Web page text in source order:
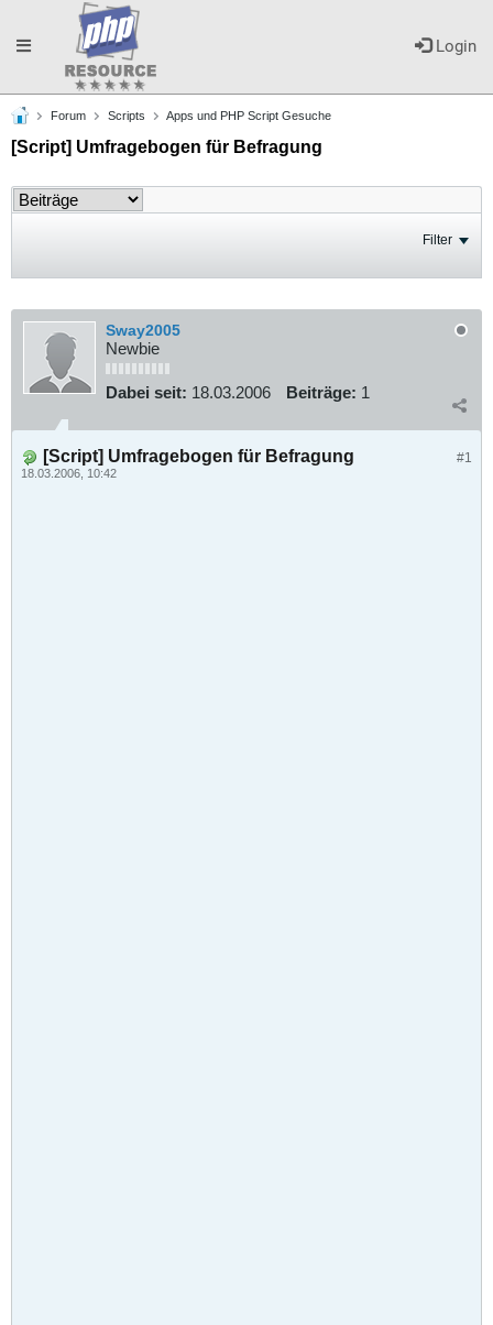
Login
Toggle
navigation
Forum Scripts Apps und PHP Script Gesuche
[Script] Umfragebogen für Befragung
Filter
Sway2005
Newbie
Dabei seit: 18.03.2006 Beiträge: 1
#1
[Script] Umfragebogen für Befragung
18.03.2006, 10:42